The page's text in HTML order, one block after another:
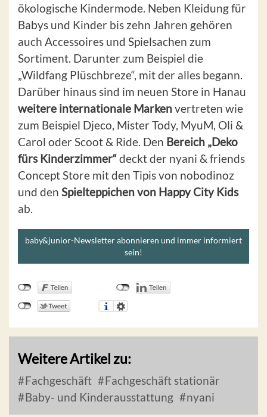
ökologische Kindermode. Neben Kleidung für
Babys und Kinder bis zehn Jahren gehören
auch Accessoires und Spielsachen zum
Sortiment. Darunter zum Beispiel die
„Wildfang Plüschbreze“, mit der alles begann.
Darüber hinaus sind im neuen Store in Hanau
weitere internationale Markenvertreten wie
zum Beispiel Djeco, Mister Tody, MyuM, Oli &
Carol oder Scoot & Ride. Den Bereich „Deko
fürs Kinderzimmer“deckt der nyani & friends
Concept Store mit den Tipis von nobodinoz
und den Spielteppichen von Happy City Kids
ab.
baby&junior-Newsletter abonnieren und immer informiert
sein!
Weitere Artikel zu:
Fachgeschäft
Fachgeschäft stationär
Baby- und Kinderausstattung
nyani